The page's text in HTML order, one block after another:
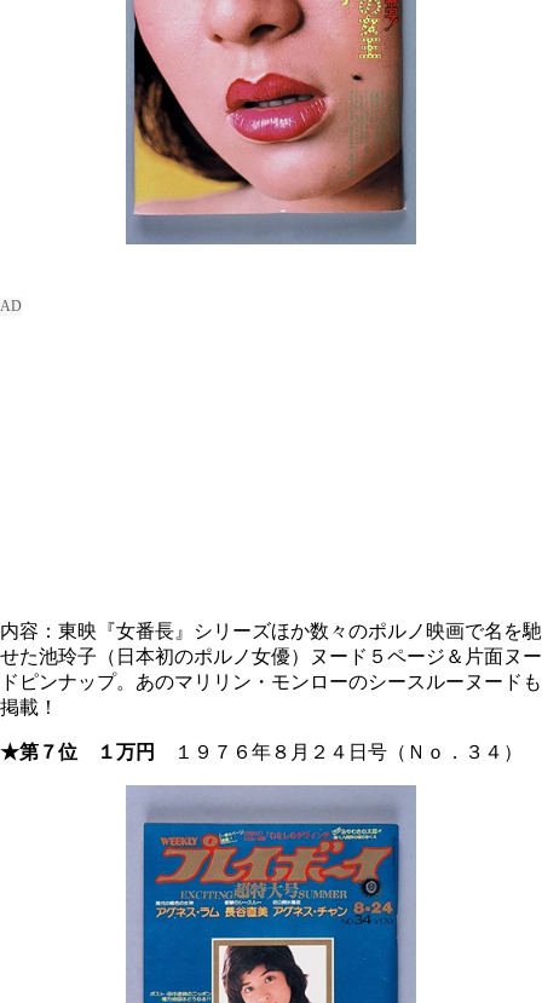
内容：東映『女番長』シリーズほか数々のポルノ映画で名を馳
せた池玲子（日本初のポルノ女優）ヌード５ページ＆片面ヌー
ドピンナップ。あのマリリン・モンローのシースルーヌードも
掲載！
★第７位 １万円 １９７６年８月２４日号（Ｎｏ．３４）